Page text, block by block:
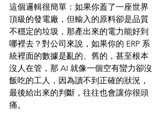
這個邏輯很簡單：如果你蓋了一座世界
頂級的發電廠，但輸入的原料卻是品質
不穩定的垃圾，那產出來的電力能好到
哪裡去？對公司來說，如果你的 ERP 系
統裡面的數據是亂的、舊的，甚至根本
沒人在管，那 AI 就像一個空有蠻力卻沒
飯吃的工人，因為讀不到正確的狀況，
最後給出來的判斷，往往也會讓你很頭
痛。